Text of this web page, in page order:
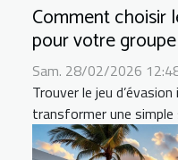
Comment choisir
pour votre
Sam. 28/02/2026
Trouver le jeu
transformer une simple